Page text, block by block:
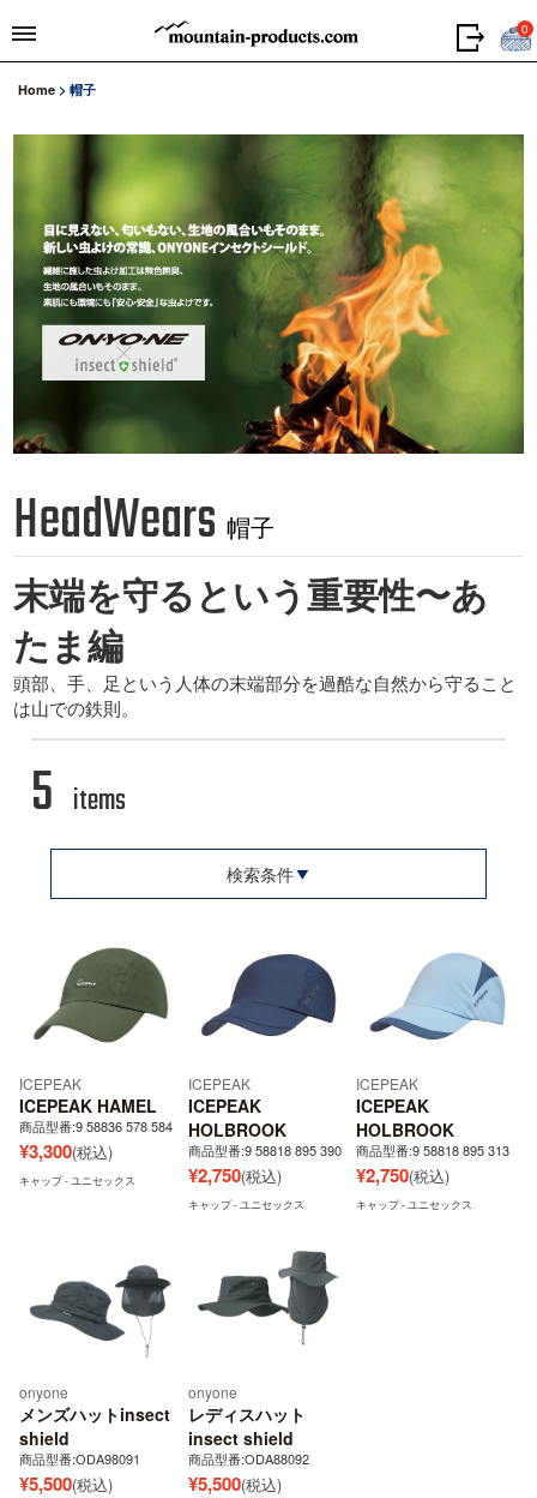
0
Home > 帽子
HeadWears 帽子
末端を守るという重要性〜あ
たま編
頭部、手、足という人体の末端部分を過酷な自然から守ること
は山での鉄則。
5 items
検索条件
ICEPEAK
ICEPEAK HAMEL
商品型番:9 58836 578 584
¥3,300(税込)
キャップ - ユニセックス
ICEPEAK
ICEPEAK
HOLBROOK
商品型番:9 58818 895 390
¥2,750(税込)
キャップ - ユニセックス
ICEPEAK
ICEPEAK
HOLBROOK
商品型番:9 58818 895 313
¥2,750(税込)
キャップ - ユニセックス
onyone
メンズハットinsect
shield
商品型番:ODA98091
¥5,500(税込)
onyone
レディスハット
insect shield
商品型番:ODA88092
¥5,500(税込)